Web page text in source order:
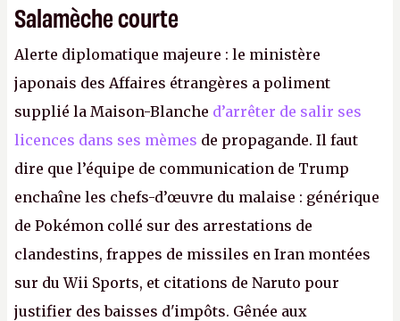
Salamèche courte
Alerte diplomatique majeure : le ministère
japonais des Affaires étrangères a poliment
supplié la Maison-Blanche d’arrêter de salir ses
licences dans ses mèmes de propagande. Il faut
dire que l’équipe de communication de Trump
enchaîne les chefs-d’œuvre du malaise : générique
de Pokémon collé sur des arrestations de
clandestins, frappes de missiles en Iran montées
sur du Wii Sports, et citations de Naruto pour
justifier des baisses d'impôts. Gênée aux